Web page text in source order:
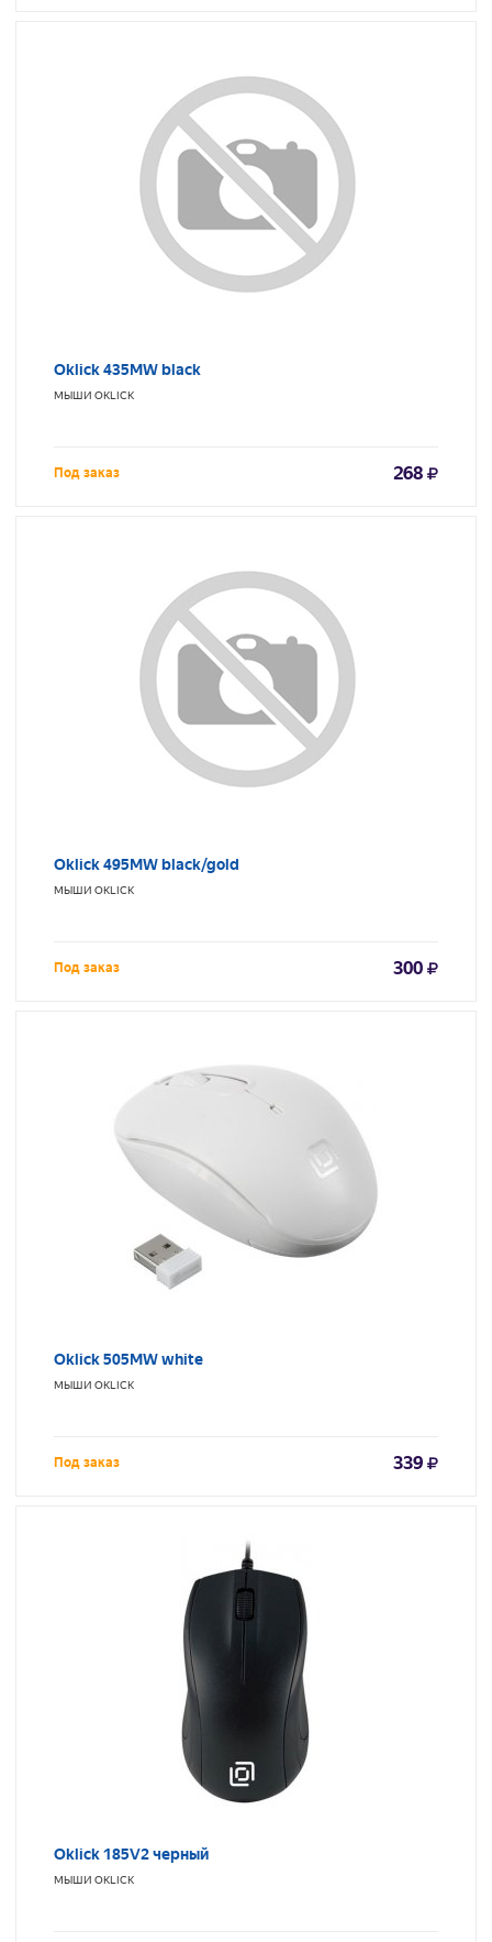
Oklick 435MW black
МЫШИ OKLICK
Под заказ 268
Oklick 495MW black/gold
МЫШИ OKLICK
Под заказ 300
Oklick 505MW white
МЫШИ OKLICK
Под заказ 339
Oklick 185V2 черный
МЫШИ OKLICK